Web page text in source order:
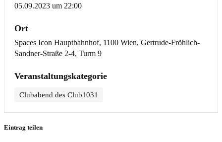
05.09.2023 um 22:00
Ort
Spaces Icon Hauptbahnhof, 1100 Wien, Gertrude-Fröhlich-
Sandner-Straße 2-4, Turm 9
Veranstaltungskategorie
Clubabend des Club1031
Eintrag teilen